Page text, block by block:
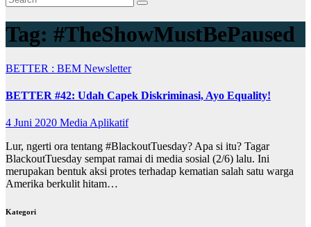
Tag: #TheShowMustBePaused
BETTER : BEM Newsletter
BETTER #42: Udah Capek Diskriminasi, Ayo Equality!
4 Juni 2020 Media Aplikatif
Lur, ngerti ora tentang #BlackoutTuesday? Apa si itu? Tagar
BlackoutTuesday sempat ramai di media sosial (2/6) lalu. Ini
merupakan bentuk aksi protes terhadap kematian salah satu warga
Amerika berkulit hitam…
Kategori